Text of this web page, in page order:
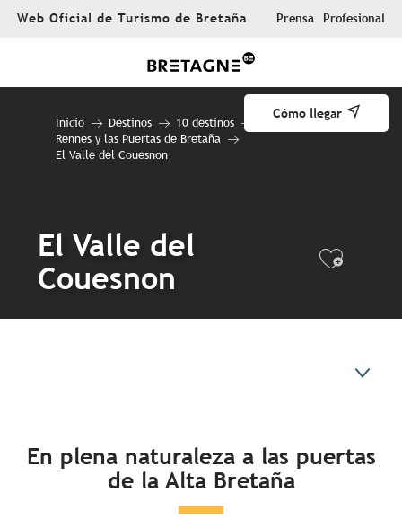
AllerWeb Oficial de Turismo de Bretaña Prensa Profesional
Cómo llegar
Inicio Destinos
10 destinos
Rennes y las Puertas de Bretaña
El Valle del Couesnon
El Valle del
Couesnon
En plena naturaleza a las puertas
de la Alta Bretaña